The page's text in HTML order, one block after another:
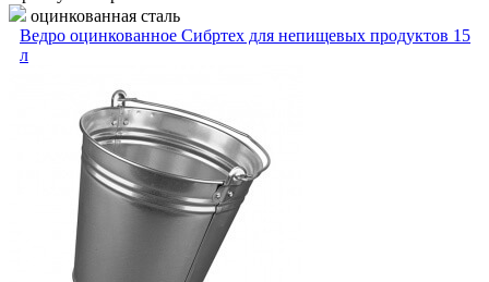
оцинкованная сталь
Ведро оцинкованное Сибртех для непищевых продуктов 15
л